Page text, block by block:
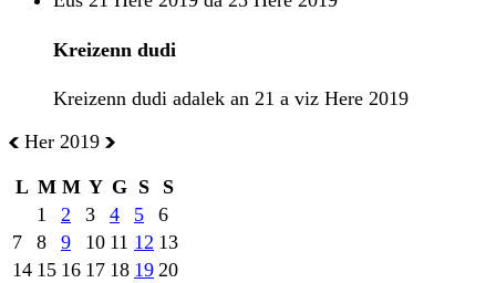
Kreizenn dudi
Kreizenn dudi adalek an 21 a viz Here 2019
Her 2019
L M M Y G S
S
1
2 3 4 5
6
7
8 9 10 11 12 13
14 15 16 17 18 19 20